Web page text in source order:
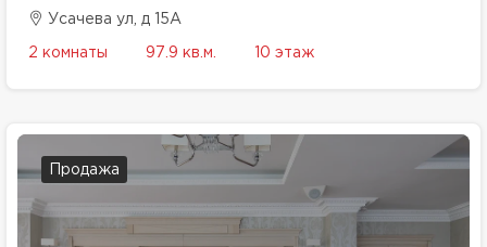
Усачева ул, д 15А
2 комнаты 97.9 кв.м. 10 этаж
Продажа